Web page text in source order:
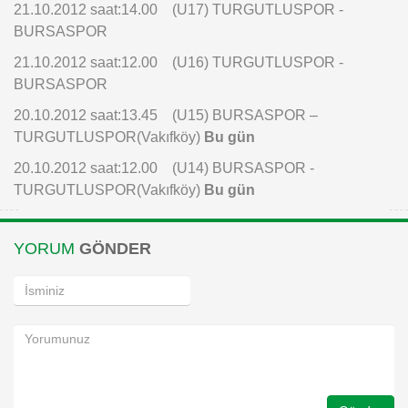
Instagram
Android
iOS
21.10.2012 saat:14.00
(U17) TURGUTLUSPOR -
BURSASPOR
21.10.2012 saat:12.00
(U16) TURGUTLUSPOR -
BURSASPOR
20.10.2012 saat:13.45
(U15) BURSASPOR –
TURGUTLUSPOR(Vakıfköy) Bu gün
20.10.2012 saat:12.00
(U14) BURSASPOR -
TURGUTLUSPOR(Vakıfköy) Bu gün
YORUM GÖNDER